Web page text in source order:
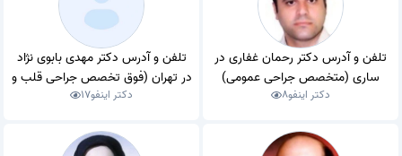
تلفن و آدرس دکتر رحمان غفاری در
ساری (متخصص جراحی عمومی)
دکتر اینفو8
تلفن و آدرس دکتر مهدی بابوی نژاد
در تهران (فوق تخصص جراحی قلب و
عروق)
دکتر اینفو17